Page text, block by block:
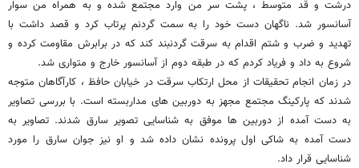
درشت و قد متوسط ، پشت سر من وارد مجتمع شده و به همراه من سوار
آسانسور شد. ناگهان دست خود را به سمت گردنم پرتاب کرد و قصد داشت با
تهدید و ضرب و شتم اقدام به سرقت گردنبند کند که در برابرش مقاومت کرده و
شروع به داد و فریاد کردم که در طبقه دوم از آسانسور خارج و متواری شد.
در زمان انجام تحقیقات از محل ارتکاب سرقت در خیابان حافظ ، کارآگاهان متوجه
شدند که پارکینگ مجتمع مجهز به دوربین های مداربسته است. با بررسی تصاویر
به دست آمده از دوربین ها موفق به شناسایی تصویر سارق شدند. تصاویر به
دست آمده به شاکی اول پرونده نشان داده شد و او نیز جوان سارق را مورد
شناسایی قرار داد.